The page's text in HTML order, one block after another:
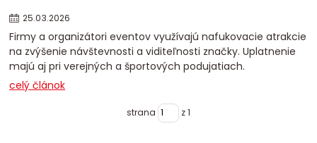
25.03.2026
Firmy a organizátori eventov využívajú nafukovacie atrakcie
na zvýšenie návštevnosti a viditeľnosti značky. Uplatnenie
majú aj pri verejných a športových podujatiach.
celý článok
strana z 1